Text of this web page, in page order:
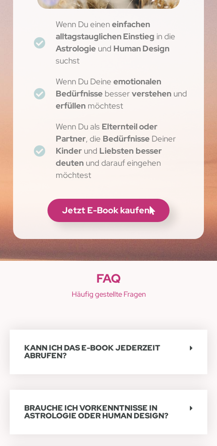
Wenn Du eineneinfachen
alltagstauglichen Einstieg in die
Astrologie und Human Design
suchst
Wenn Du Deineemotionalen
Bedürfnisse besserverstehen und
erfüllen möchtest
Wenn Du als Elternteil oder
Partner, die Bedürfnisse Deiner
Kinder und Liebsten besser
deuten und darauf eingehen
möchtest
Jetzt E-Book kaufen
FAQ
Häufig gestellte Fragen
KANN ICH DAS E-BOOK JEDERZEIT
ABRUFEN?
BRAUCHE ICH VORKENNTNISSE IN
ASTROLOGIE ODER HUMAN DESIGN?